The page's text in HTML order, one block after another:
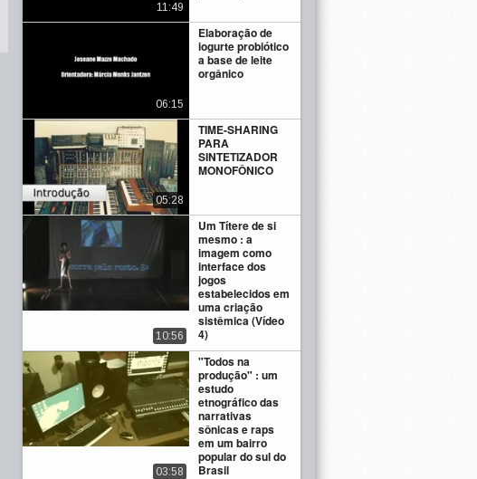
11:49
Elaboração de
iogurte probiótico
a base de leite
orgânico
06:15
TIME-SHARING
PARA
SINTETIZADOR
MONOFÔNICO
05:28
Um Títere de si
mesmo : a
imagem como
interface dos
jogos
estabelecidos em
uma criação
sistêmica (Vídeo
4)
10:56
"Todos na
produção" : um
estudo
etnográfico das
narrativas
sônicas e raps
em um bairro
popular do sul do
Brasil
03:58